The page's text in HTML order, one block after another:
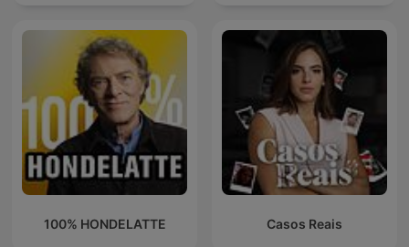
100% HONDELATTE Casos Reais